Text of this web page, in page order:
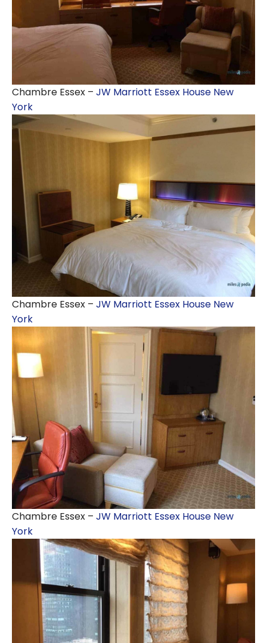
Chambre Essex – JW Marriott Essex House New
York
Chambre Essex – JW Marriott Essex House New
York
Chambre Essex – JW Marriott Essex House New
York